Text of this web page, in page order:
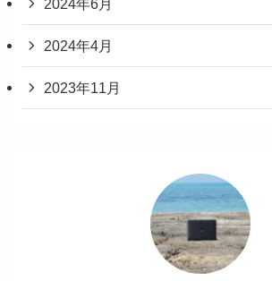
2024年6月
2024年4月
2023年11月